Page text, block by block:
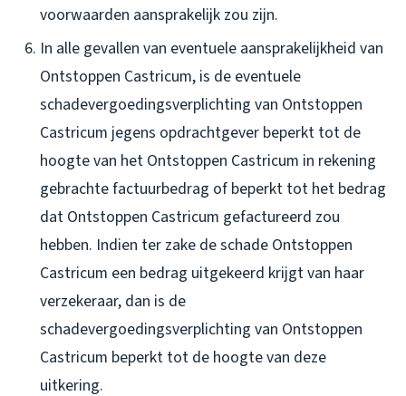
voorwaarden aansprakelijk zou zijn.
In alle gevallen van eventuele aansprakelijkheid van
Ontstoppen Castricum, is de eventuele
schadevergoedingsverplichting van Ontstoppen
Castricum jegens opdrachtgever beperkt tot de
hoogte van het Ontstoppen Castricum in rekening
gebrachte factuurbedrag of beperkt tot het bedrag
dat Ontstoppen Castricum gefactureerd zou
hebben. Indien ter zake de schade Ontstoppen
Castricum een bedrag uitgekeerd krijgt van haar
verzekeraar, dan is de
schadevergoedingsverplichting van Ontstoppen
Castricum beperkt tot de hoogte van deze
uitkering.